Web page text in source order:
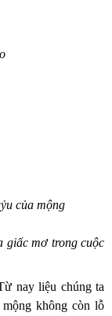
của mộng
giấc mơ trong cuộc
nay liệu chúng ta
không còn lỗ